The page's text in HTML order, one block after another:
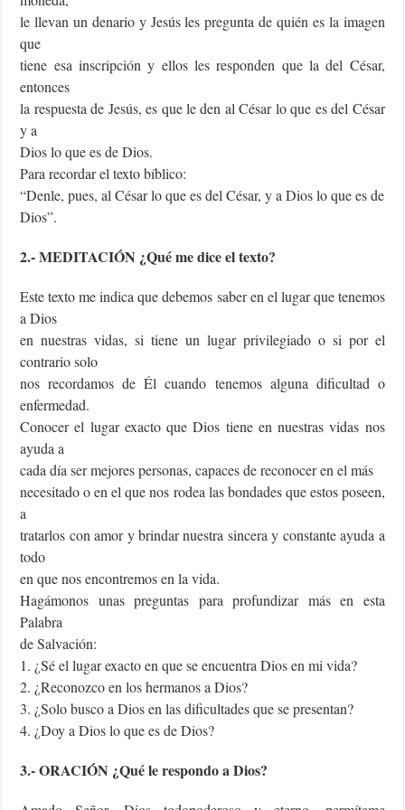
le llevan un denario y Jesús les pregunta de quién es la imagen
que
tiene esa inscripción y ellos les responden que la del César,
entonces
la respuesta de Jesús, es que le den al César lo que es del César
y a
Dios lo que es de Dios.
Para recordar el texto bíblico:
“Denle, pues, al César lo que es del César, y a Dios lo que es de
Dios”.
2.- MEDITACIÓN ¿Qué me dice el texto?
Este texto me indica que debemos saber en el lugar que tenemos
a Dios
en nuestras vidas, si tiene un lugar privilegiado o si por el
contrario solo
nos recordamos de Él cuando tenemos alguna dificultad o
enfermedad.
Conocer el lugar exacto que Dios tiene en nuestras vidas nos
ayuda a
cada día ser mejores personas, capaces de reconocer en el más
necesitado o en el que nos rodea las bondades que estos poseen,
a
tratarlos con amor y brindar nuestra sincera y constante ayuda a
todo
en que nos encontremos en la vida.
Hagámonos unas preguntas para profundizar más en esta
Palabra
de Salvación:
1. ¿Sé el lugar exacto en que se encuentra Dios en mi vida?
2. ¿Reconozco en los hermanos a Dios?
3. ¿Solo busco a Dios en las dificultades que se presentan?
4. ¿Doy a Dios lo que es de Dios?
3.- ORACIÓN ¿Qué le respondo a Dios?